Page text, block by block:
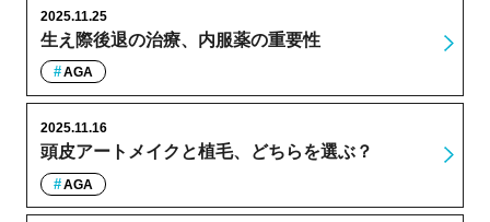
生え際後退の治療、内服薬の重要性
2025.11.25
AGA
頭皮アートメイクと植毛、どちらを選ぶ？
2025.11.16
AGA